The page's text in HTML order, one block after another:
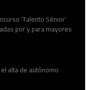
‘Talento Sénior’
por y para mayores
alta de autónomo